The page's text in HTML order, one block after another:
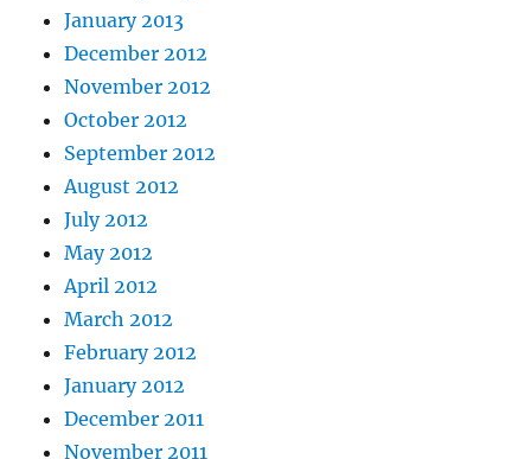
January 2013
December 2012
November 2012
October 2012
September 2012
August 2012
July 2012
May 2012
April 2012
March 2012
February 2012
January 2012
December 2011
November 2011